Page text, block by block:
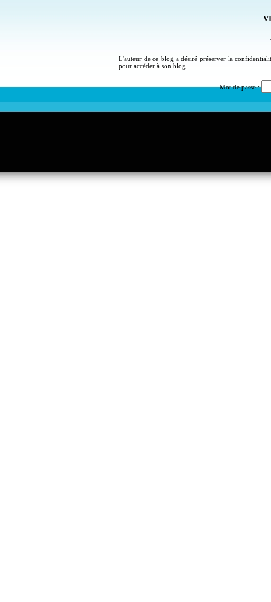
L'auteur de ce blog a désiré préserver la
pour accéder à son blog.
Mot de passe :